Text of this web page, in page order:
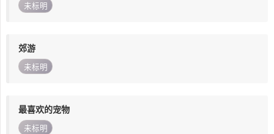
未标明
郊游
未标明
最喜欢的宠物
未标明